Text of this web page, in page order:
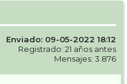
Enviado: 09-05-2022 18:12
Registrado: 21 años antes
Mensajes: 3.876